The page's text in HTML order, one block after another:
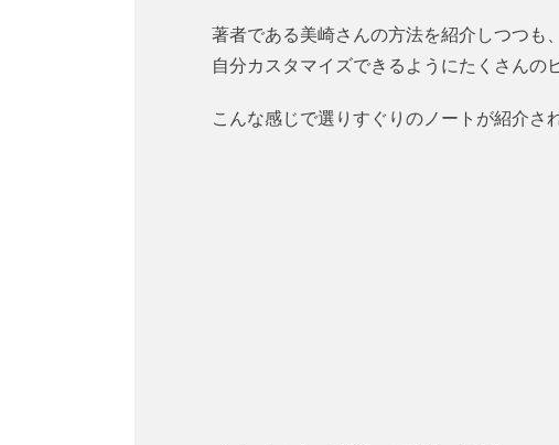
著者である美崎さんの方法を紹介しつつも、
自分カスタマイズできるようにたくさんの
こんな感じで選りすぐりのノートが紹介さ